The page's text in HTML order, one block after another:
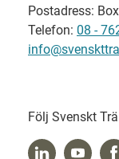
Postadress:
Telefon: 08 -
Följ Svenskt